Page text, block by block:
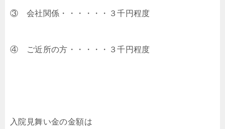
③ 会社関係・・・・・・３千円程度
④ ご近所の方・・・・・３千円程度
入院見舞い金の金額は